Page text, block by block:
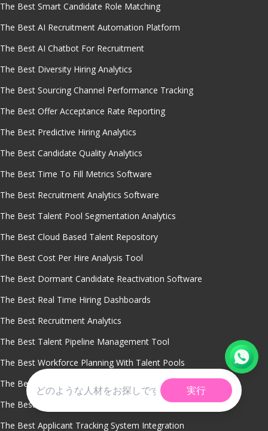
実行
The Best Smart Candidate Role Matching
The Best AI Recruitment Automation Platform
The Best AI Chatbot For Recruitment
The Best Diversity Hiring Analytics
The Best Sourcing Channel Performance Tracking
The Best Offer Acceptance Rate Reporting
The Best Predictive Hiring Analytics
The Best Candidate Quality Analytics
The Best Time To Fill Metrics Software
The Best Recruitment Analytics Software
The Best Talent Pool Segmentation Analytics
The Best Cloud Based Talent Repository
The Best Cost Per Hire Analysis Tool
The Best Dormant Candidate Reactivation Software
The Best Real Time Hiring Dashboards
The Best Recruitment Analytics
The Best Talent Pipeline Management Tool
The Best Workforce Planning With Talent Pools
The Best Recruitment Crm System
The Best Recruitment Management System
The Best Applicant Tracking System Integration